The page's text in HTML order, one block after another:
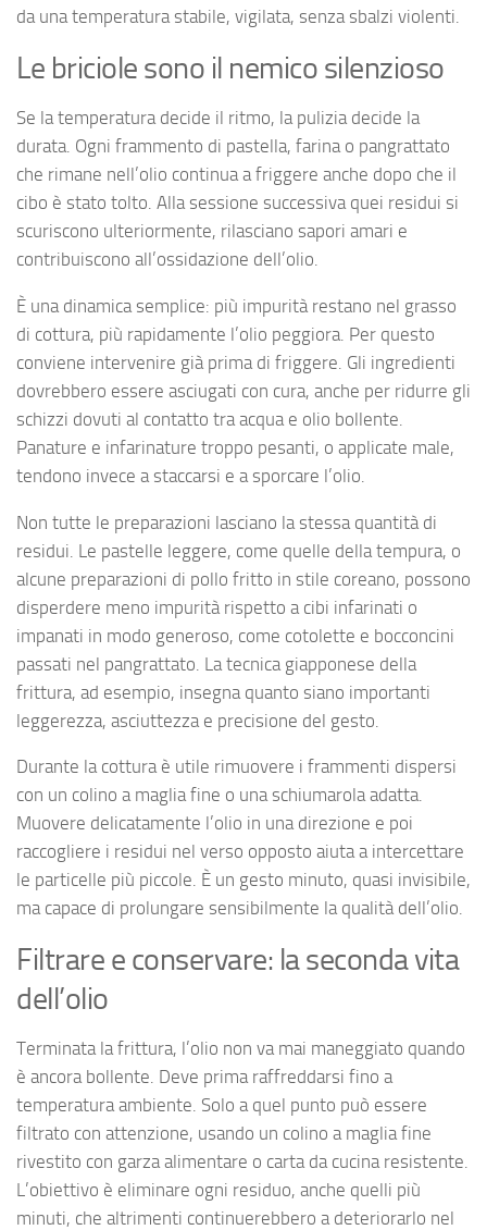
da una temperatura stabile, vigilata, senza sbalzi violenti.
Le briciole sono il nemico silenzioso
Se la temperatura decide il ritmo, la pulizia decide la
durata. Ogni frammento di pastella, farina o pangrattato
che rimane nell’olio continua a friggere anche dopo che il
cibo è stato tolto. Alla sessione successiva quei residui si
scuriscono ulteriormente, rilasciano sapori amari e
contribuiscono all’ossidazione dell’olio.
È una dinamica semplice: più impurità restano nel grasso
di cottura, più rapidamente l’olio peggiora. Per questo
conviene intervenire già prima di friggere. Gli ingredienti
dovrebbero essere asciugati con cura, anche per ridurre gli
schizzi dovuti al contatto tra acqua e olio bollente.
Panature e infarinature troppo pesanti, o applicate male,
tendono invece a staccarsi e a sporcare l’olio.
Non tutte le preparazioni lasciano la stessa quantità di
residui. Le pastelle leggere, come quelle della tempura, o
alcune preparazioni di pollo fritto in stile coreano, possono
disperdere meno impurità rispetto a cibi infarinati o
impanati in modo generoso, come cotolette e bocconcini
passati nel pangrattato. La tecnica giapponese della
frittura, ad esempio, insegna quanto siano importanti
leggerezza, asciuttezza e precisione del gesto.
Durante la cottura è utile rimuovere i frammenti dispersi
con un colino a maglia fine o una schiumarola adatta.
Muovere delicatamente l’olio in una direzione e poi
raccogliere i residui nel verso opposto aiuta a intercettare
le particelle più piccole. È un gesto minuto, quasi invisibile,
ma capace di prolungare sensibilmente la qualità dell’olio.
Filtrare e conservare: la seconda vita
dell’olio
Terminata la frittura, l’olio non va mai maneggiato quando
è ancora bollente. Deve prima raffreddarsi fino a
temperatura ambiente. Solo a quel punto può essere
filtrato con attenzione, usando un colino a maglia fine
rivestito con garza alimentare o carta da cucina resistente.
L’obiettivo è eliminare ogni residuo, anche quelli più
minuti, che altrimenti continuerebbero a deteriorarlo nel